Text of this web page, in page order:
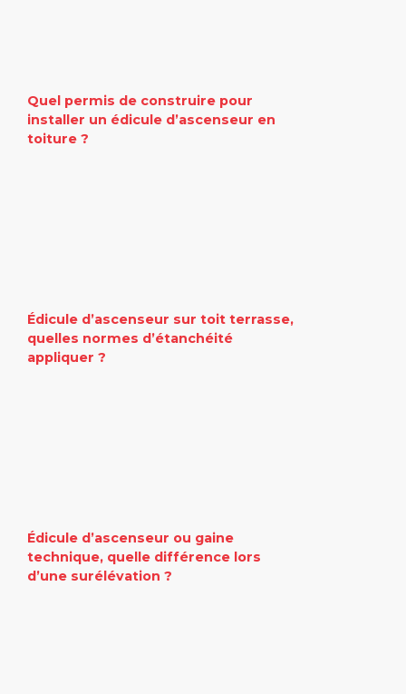
Quel permis de construire pour
installer un édicule d’ascenseur en
toiture ?
Édicule d’ascenseur sur toit terrasse,
quelles normes d’étanchéité
appliquer ?
Édicule d’ascenseur ou gaine
technique, quelle différence lors
d’une surélévation ?